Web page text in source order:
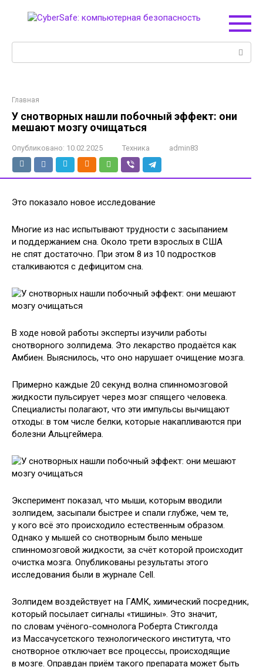
Главная
У снотворных нашли побочный эффект: они
мешают мозгу очищаться
Опубликовано: 10.02.2025 Техника admin83
Это показало новое исследование
Многие из нас испытывают трудности с засыпанием
и поддержанием сна. Около трети взрослых в США
не спят достаточно. При этом 8 из 10 подростков
сталкиваются с дефицитом сна.
В ходе новой работы эксперты изучили работы
снотворного золпидема. Это лекарство продаётся как
Амбиен. Выяснилось, что оно нарушает очищение мозга.
Примерно каждые 20 секунд волна спинномозговой
жидкости пульсирует через мозг спящего человека.
Специалисты полагают, что эти импульсы вычищают
отходы: в том числе белки, которые накапливаются при
болезни Альцгеймера.
Эксперимент показал, что мыши, которым вводили
золпидем, засыпали быстрее и спали глубже, чем те,
у кого всё это происходило естественным образом.
Однако у мышей со снотворным было меньше
спинномозговой жидкости, за счёт которой происходит
очистка мозга. Опубликованы результаты этого
исследования были в журнале Cell.
Золпидем воздействует на ГАМК, химический посредник,
который посылает сигналы «тишины». Это значит,
по словам учёного-сомнолога Роберта Стикголда
из Массачусетского технологического института, что
снотворное отключает все процессы, происходящие
в мозге. Оправдан приём такого препарата может быть